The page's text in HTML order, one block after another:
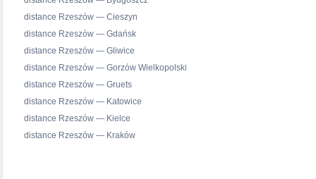
distance Rzeszów — Cieszyn
distance Rzeszów — Gdańsk
distance Rzeszów — Gliwice
distance Rzeszów — Gorzów Wielkopolski
distance Rzeszów — Gruets
distance Rzeszów — Katowice
distance Rzeszów — Kielce
distance Rzeszów — Kraków